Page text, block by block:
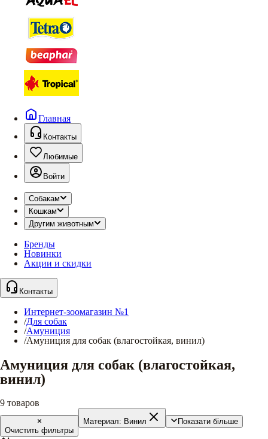
Главная
Контакты
Любимые
Войти
Собакам
Кошкам
Другим животным
Бренды
Новинки
Акции и скидки
Контакты
Интернет-зоомагазин №1
/Для собак
/Амуниция
/Амуниция для собак (влагостойкая, винил)
Амуниция для собак (влагостойкая,
винил)
9 товаров
Очистить фильтры
Материал: Винил Показати більше